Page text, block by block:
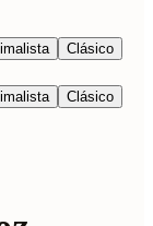
Clásico
Clásico